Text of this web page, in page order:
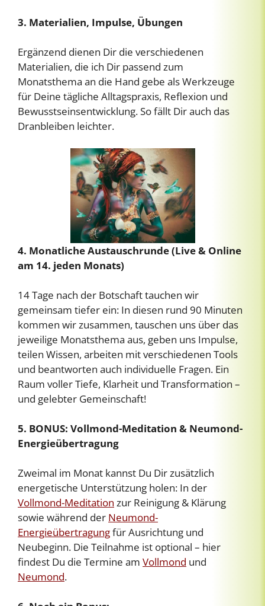
3. Materialien, Impulse, Übungen
Ergänzend dienen Dir die verschiedenen
Materialien, die ich Dir passend zum
Monatsthema an die Hand gebe als Werkzeuge
für Deine tägliche Alltagspraxis, Reflexion und
Bewusstseinsentwicklung. So fällt Dir auch das
Dranbleiben leichter.
4. Monatliche Austauschrunde (Live & Online
am 14. jeden Monats)
14 Tage nach der Botschaft tauchen wir
gemeinsam tiefer ein: In diesen rund 90 Minuten
kommen wir zusammen, tauschen uns über das
jeweilige Monatsthema aus, geben uns Impulse,
teilen Wissen, arbeiten mit verschiedenen Tools
und beantworten auch individuelle Fragen. Ein
Raum voller Tiefe, Klarheit und Transformation –
und gelebter Gemeinschaft!
5. BONUS: Vollmond-Meditation & Neumond-
Energieübertragung
Zweimal im Monat kannst Du Dir zusätzlich
energetische Unterstützung holen: In der
Vollmond-Meditation zur Reinigung & Klärung
sowie während der Neumond-
Energieübertragungfür Ausrichtung und
Neubeginn. Die Teilnahme ist optional – hier
findest Du die Termine am Vollmond und
Neumond.